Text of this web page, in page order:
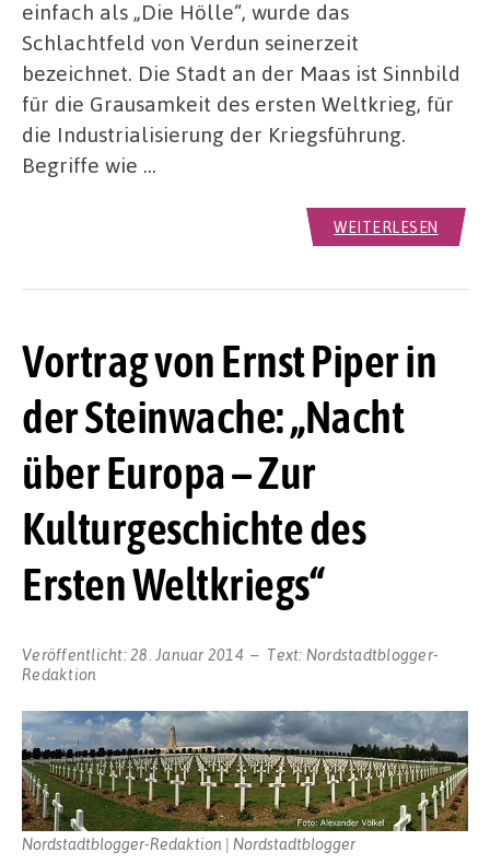
einfach als „Die Hölle“, wurde das
Schlachtfeld von Verdun seinerzeit
bezeichnet. Die Stadt an der Maas ist Sinnbild
für die Grausamkeit des ersten Weltkrieg, für
die Industrialisierung der Kriegsführung.
Begriffe wie …
WEITERLESEN
Vortrag von Ernst Piper in
der Steinwache: „Nacht
über Europa – Zur
Kulturgeschichte des
Ersten Weltkriegs“
Veröffentlicht:28. Januar 2014 Text: Nordstadtblogger-
Redaktion
Nordstadtblogger-Redaktion | Nordstadtblogger